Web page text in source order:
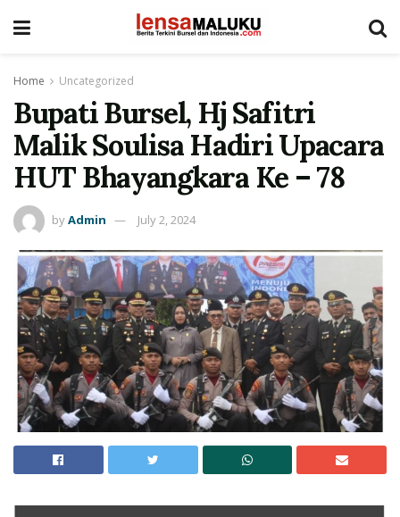
Home Uncategorized
Bupati Bursel, Hj Safitri
Malik Soulisa Hadiri Upacara
HUT Bhayangkara Ke – 78
byAdmin July 2, 2024